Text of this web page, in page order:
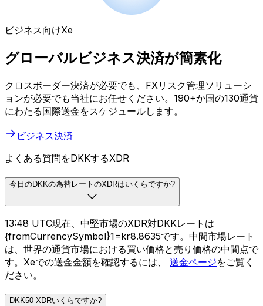
ビジネス向けXe
グローバルビジネス決済が簡素化
クロスボーダー決済が必要でも、FXリスク管理ソリューシ
ョンが必要でも当社にお任せください。190+か国の130通貨
にわたる国際送金をスケジュールします。
ビジネス決済
よくある質問をDKKするXDR
今日のDKKの為替レートのXDRはいくらですか?
13:48 UTC現在、中堅市場のXDR対DKKレートは
{fromCurrencySymbol}1=kr8.8635です。中間市場レート
は、世界の通貨市場における買い価格と売り価格の中間点で
す。Xeでの送金金額を確認するには、 送金ページをご覧く
ださい。
DKK50 XDRいくらですか?